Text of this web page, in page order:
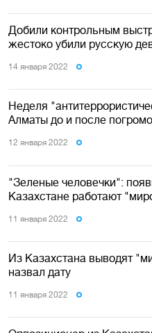
Добили контрольным
жестоко убили русскую
14 января 2022
Неделя
Алматы до и после
12 января 2022
"Зеленые человечки":
Казахстане работают
11 января 2022
Из Казахстана выводят
назвал дату
11 января 2022